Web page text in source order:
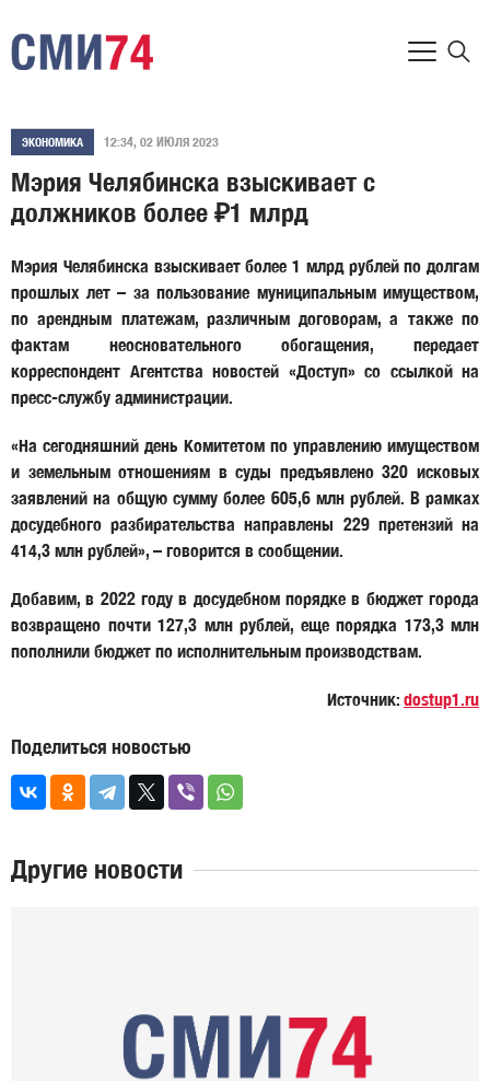
ЭКОНОМИКА 12:34, 02 ИЮЛЯ 2023
Мэрия Челябинска взыскивает с
должников более ₽1 млрд
Мэрия Челябинска взыскивает более 1 млрд рублей по долгам
прошлых лет – за пользование муниципальным имуществом,
по арендным платежам, различным договорам, а также по
фактам неосновательного обогащения, передает
корреспондент Агентства новостей «Доступ» со ссылкой на
пресс-службу администрации.
«На сегодняшний день Комитетом по управлению имуществом
и земельным отношениям в суды предъявлено 320 исковых
заявлений на общую сумму более 605,6 млн рублей. В рамках
досудебного разбирательства направлены 229 претензий на
414,3 млн рублей», – говорится в сообщении.
Добавим, в 2022 году в досудебном порядке в бюджет города
возвращено почти 127,3 млн рублей, еще порядка 173,3 млн
пополнили бюджет по исполнительным производствам.
Источник: dostup1.ru
Поделиться новостью
Другие новости